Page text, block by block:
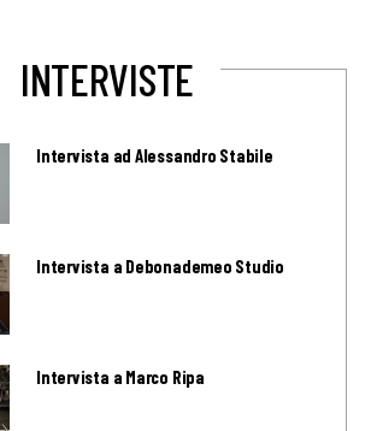
INTERVISTE
Intervista ad Alessandro Stabile
Intervista a Debonademeo Studio
Intervista a Marco Ripa